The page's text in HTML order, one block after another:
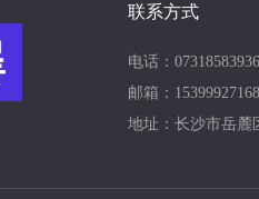
联系方式
电话：
邮箱：
地址：长沙市岳麓